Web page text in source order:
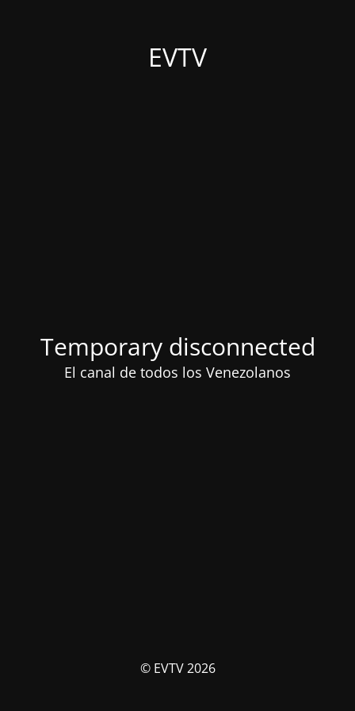
EVTV
Temporary disconnected
El canal de todos los Venezolanos
© EVTV 2026